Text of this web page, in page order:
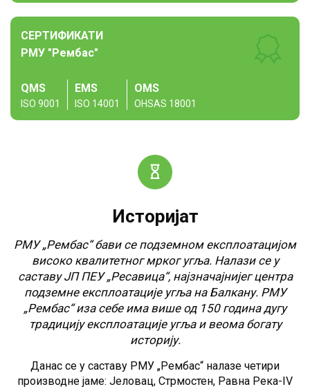
СЕРТИФИКАТИ
РМУ "Рембас"
QMS
ISO 9001
EMS
ISO 14001
OMS
OHSAS 18001
Историјат
РМУ „Рембас“ бави се подземном експлоатацијом
високо квалитетног мрког угља. Налази се у
саставу ЈП ПЕУ „Ресавица“, најзначајнијег центра
подземне експлоатације угља на Балкану. РМУ
„Рембас“ иза себе има више од 150 година дугу
традицију експлоатације угља и веома богату
историју.
Данас се у саставу РМУ „Рембас“ налазе четири
производне јаме: Јеловац, Стрмостен, Равна Река-IV